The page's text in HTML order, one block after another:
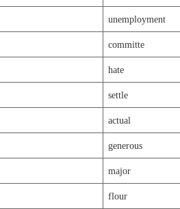
unemployment
committe
hate
settle
actual
generous
major
flour